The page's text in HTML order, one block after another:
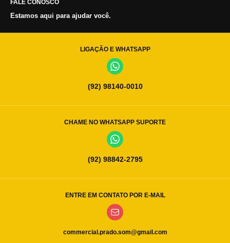
FALE CONOSCO
Estamos aqui para ajudar você.
LIGAÇÃO E WHATSAPP
(92) 98140-0010
CHAME NO WHATSAPP SUPORTE
(92) 98842-2795
ENTRE EM CONTATO POR E-MAIL
commercial.prado.som@gmail.com